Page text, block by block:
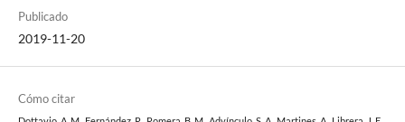
Publicado
2019-11-20
Cómo citar